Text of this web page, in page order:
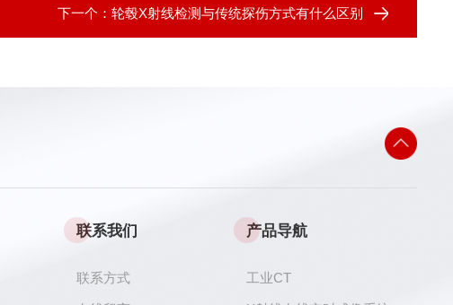
下一个： 轮毂X射线检测与传统探伤方式有什么区别
联系我们
联系方式
产品导航
工业CT